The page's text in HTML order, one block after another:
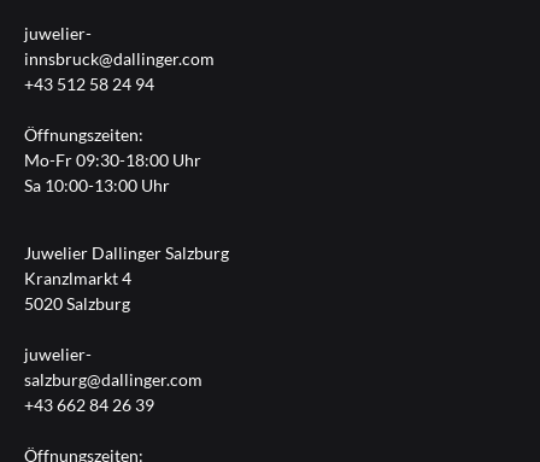
juwelier-
innsbruck@dallinger.com
+43 512 58 24 94
Öffnungszeiten:
Mo-Fr 09:30-18:00 Uhr
Sa 10:00-13:00 Uhr
Juwelier Dallinger Salzburg
Kranzlmarkt 4
5020 Salzburg
juwelier-
salzburg@dallinger.com
+43 662 84 26 39
Öffnungszeiten: